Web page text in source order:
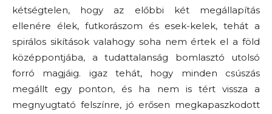
kétségtelen, hogy az előbbi két megállapítás
ellenére élek, futkorászom és esek-kelek, tehát a
spirálos sikítások valahogy soha nem értek el a föld
középpontjába, a tudattalanság bomlasztó utolsó
forró magjáig. igaz tehát, hogy minden csúszás
megállt egy ponton, és ha nem is tért vissza a
megnyugtató felszínre, jó erősen megkapaszkodott